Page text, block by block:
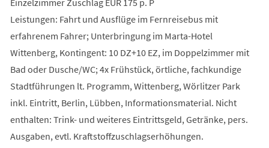
Leistungen: Fahrt und Ausflüge im Fernreisebus mit
erfahrenem Fahrer; Unterbringung im Marta-Hotel
Wittenberg, Kontingent: 10 DZ+10 EZ, im Doppelzimmer mit
Bad oder Dusche/WC; 4x Frühstück, örtliche, fachkundige
Stadtführungen lt. Programm, Wittenberg, Wörlitzer Park
inkl. Eintritt, Berlin, Lübben, Informationsmaterial. Nicht
enthalten: Trink- und weiteres Eintrittsgeld, Getränke, pers.
Ausgaben, evtl. Kraftstoffzuschlagserhöhungen.